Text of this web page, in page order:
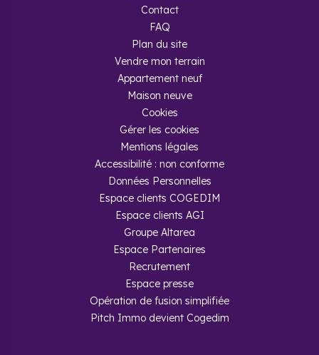
Contact
FAQ
Plan du site
Vendre mon terrain
Appartement neuf
Maison neuve
Cookies
Gérer les cookies
Mentions légales
Accessibilité : non conforme
Données Personnelles
Espace clients COGEDIM
Espace clients AGI
Groupe Altarea
Espace Partenaires
Recrutement
Espace presse
Opération de fusion simplifiée
Pitch Immo devient Cogedim